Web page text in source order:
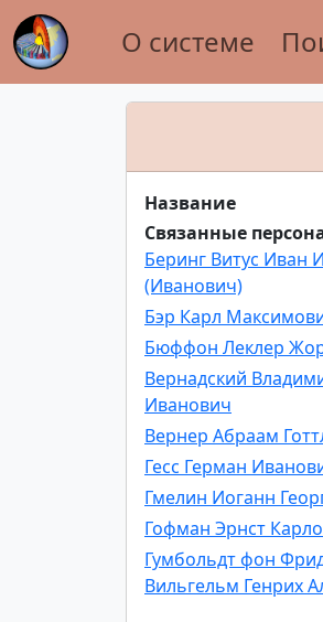
О системе
Название
Связанные
Беринг Витус Иван
(Иванович)
Бэр Карл
Бюффон Леклер
Вернадский
Иванович
Вернер Абраам
Гесс Герман
Гмелин Иоганн
Гофман Эрнст
Гумбольдт фон
Вильгельм Генрих